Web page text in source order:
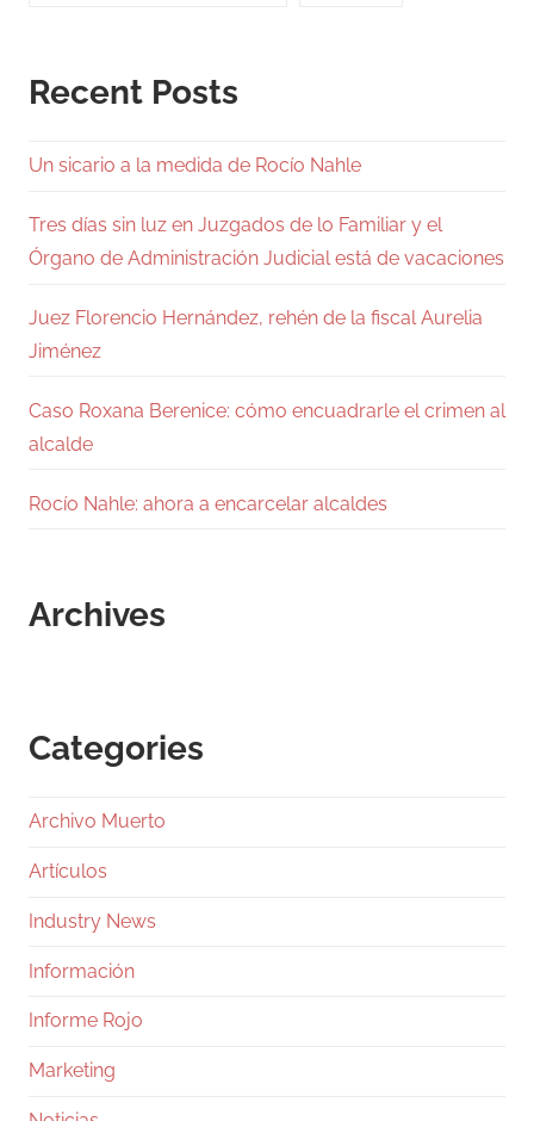
Recent Posts
Un sicario a la medida de Rocío Nahle
Tres días sin luz en Juzgados de lo Familiar y el
Órgano de Administración Judicial está de vacaciones
Juez Florencio Hernández, rehén de la fiscal Aurelia
Jiménez
Caso Roxana Berenice: cómo encuadrarle el crimen al
alcalde
Rocío Nahle: ahora a encarcelar alcaldes
Archives
Categories
Archivo Muerto
Artículos
Industry News
Información
Informe Rojo
Marketing